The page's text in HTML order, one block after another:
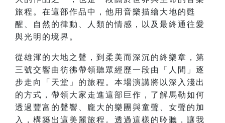
旅程。在這部作品中，他用音樂描繪大地的甦
醒、自然的律動、人類的情感，以及最終通往愛
與光明的境界。
從雄渾的大地之聲，到柔美而深沉的終樂章，第
三號交響曲彷彿帶領聽眾經歷一段由「人間」逐
步走向「天堂」的旅程。本場演講將以深入淺出
的方式，帶領大家走進這部巨作，了解馬勒如何
透過豐富的聲響、龐大的樂團與童聲、女聲的加
入，構築出這美麗旅程。透過這樣的聆聽，讓我